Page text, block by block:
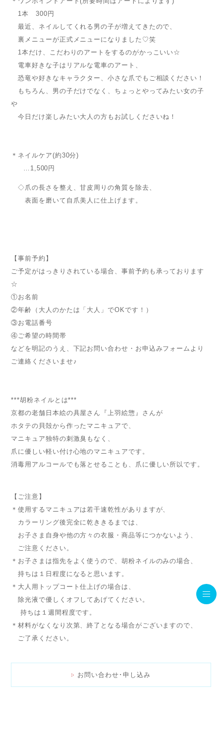
1本 300円
最近、ネイルしてくれる男の子が増えてきたので、
裏メニューが正式メニューになりました♡笑
1本だけ、こだわりのアートをするのがかっこいい☆
電車好きな子はリアルな電車のアート、
恐竜や好きなキャラクター、小さな爪でもご相談ください！
もちろん、男の子だけでなく、ちょっとやってみたい女の子
や
今日だけ楽しみたい大人の方もお試しくださいね！
＊ネイルケア(約30分)
…1,500円
◇爪の長さを整え、甘皮周りの角質を除去、
表面を磨いて自爪美人に仕上げます。
【事前予約】
ご予定がはっきりされている場合、事前予約も承っております
☆
①お名前
②年齢（大人のかたは「大人」でOKです！）
③お電話番号
④ご希望の時間帯
などを明記のうえ、下記お問い合わせ・お申込みフォームより
ご連絡くださいませ♪
***胡粉ネイルとは***
京都の老舗日本絵の具屋さん『上羽絵惣』さんが
ホタテの貝殻から作ったマニキュアで、
マニキュア独特の刺激臭もなく、
爪に優しい軽い付け心地のマニキュアです。
消毒用アルコールでも落とせることも、爪に優しい所以です。
【ご注意】
＊使用するマニキュアは若干速乾性がありますが、
カラーリング後完全に乾ききるまでは、
お子さま自身や他の方々の衣服・商品等につかないよう、
ご注意ください。
＊お子さまは指先をよく使うので、胡粉ネイルのみの場合、
持ちは１日程度になると思います。
＊大人用トップコート仕上げの場合は、
除光液で優しくオフしてあげてください。
持ちは１週間程度です。
＊材料がなくなり次第、終了となる場合がございますので、
ご了承ください。
お問い合わせ･申し込み